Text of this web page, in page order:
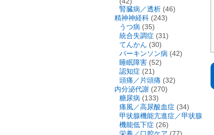
腎臓病／透析 (46)
精神神経科 (243)
うつ病 (35)
統合失調症 (31)
てんかん (30)
パーキンソン病 (42)
睡眠障害 (52)
認知症 (21)
頭痛／片頭痛 (32)
内分泌代謝 (270)
糖尿病 (133)
痛風／高尿酸血症 (34)
甲状腺機能亢進症／甲状腺
機能低下症 (26)